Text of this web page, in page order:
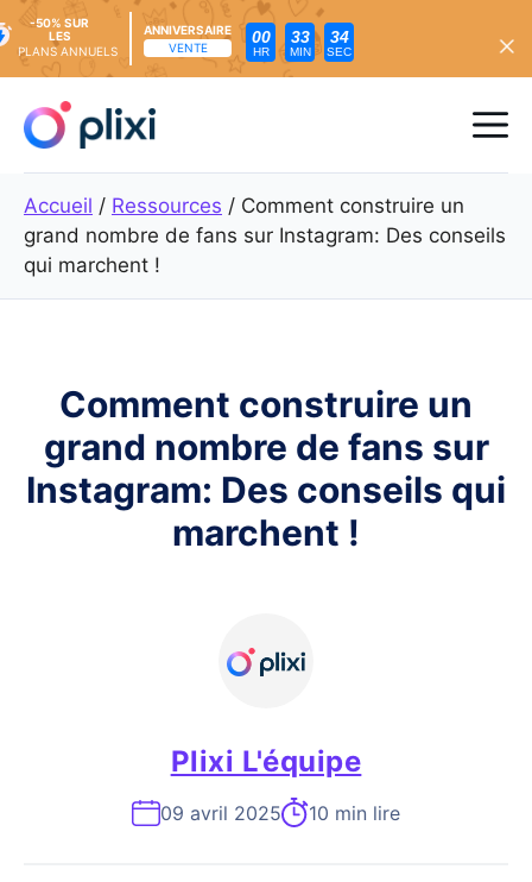
content
-50% SUR
LES
PLANS ANNUELS
ANNIVERSAIRE
VENTE
00
HR
33
MIN
32
SEC
Accueil / Ressources / Comment construire un
grand nombre de fans sur Instagram: Des conseils
qui marchent !
Comment construire un
grand nombre de fans sur
Instagram: Des conseils qui
marchent !
Plixi L'équipe
09 avril 2025 10 min lire